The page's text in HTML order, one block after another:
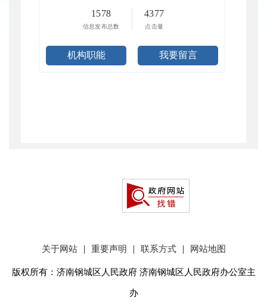
1578
信息发布总数
4377
点击量
机构职能 我要留言
关于网站 | 重要声明 | 联系方式 | 网站地图
版权所有：济南钢城区人民政府 济南钢城区人民政府办公室主
办